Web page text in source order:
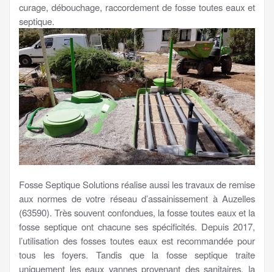
curage, débouchage, raccordement de fosse toutes eaux et
septique.
Fosse Septique Solutions réalise aussi les travaux de remise
aux normes de votre réseau d’assainissement à Auzelles
(63590). Très souvent confondues, la fosse toutes eaux et la
fosse septique ont chacune ses spécificités. Depuis 2017,
l’utilisation des fosses toutes eaux est recommandée pour
tous les foyers. Tandis que la fosse septique traite
uniquement les eaux vannes provenant des sanitaires, la